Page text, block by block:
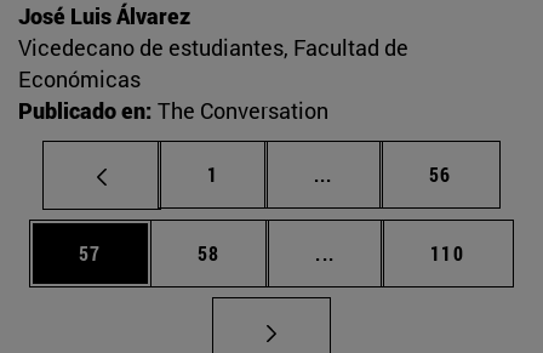
José Luis Álvarez
Vicedecano de estudiantes, Facultad de
Económicas
Publicado en: The Conversation
Página
1 ... Páginas intermedias
Página
56
Página
57 Página
58 ... Páginas intermedias
Página
110